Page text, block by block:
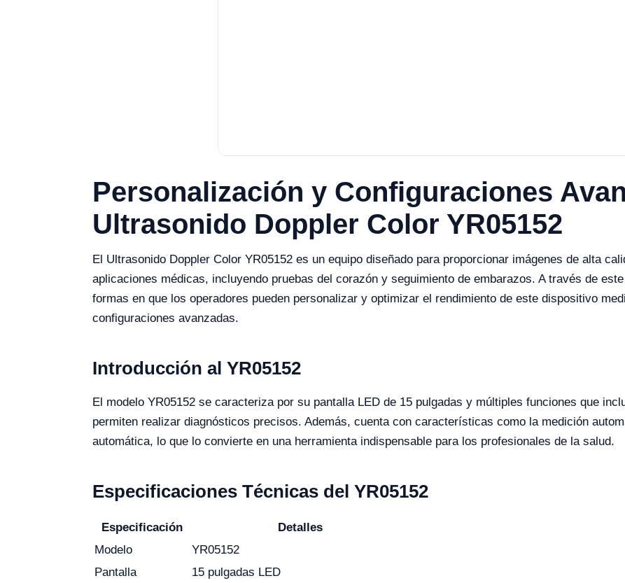
Personalización y Configuraciones
Ultrasonido Doppler Color YR05152
El Ultrasonido Doppler Color YR05152 es un equipo diseñado para proporcionar imágenes de alta
aplicaciones médicas, incluyendo pruebas del corazón y seguimiento de embarazos. A través de
formas en que los operadores pueden personalizar y optimizar el rendimiento de este dispositivo
configuraciones avanzadas.
Introducción al YR05152
El modelo YR05152 se caracteriza por su pantalla LED de 15 pulgadas y múltiples funciones que
permiten realizar diagnósticos precisos. Además, cuenta con características como la medición
automática, lo que lo convierte en una herramienta indispensable para los profesionales de la salud.
Especificaciones Técnicas del YR05152
Especificación
Detalles
Modelo
YR05152
Pantalla
15 pulgadas LED